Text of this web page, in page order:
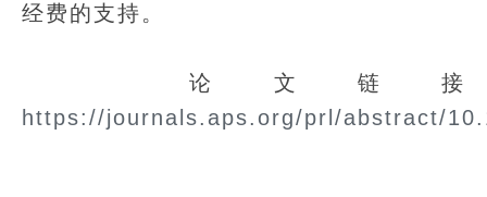
经费的支持。
论文链接
https://journals.aps.org/prl/abstract/